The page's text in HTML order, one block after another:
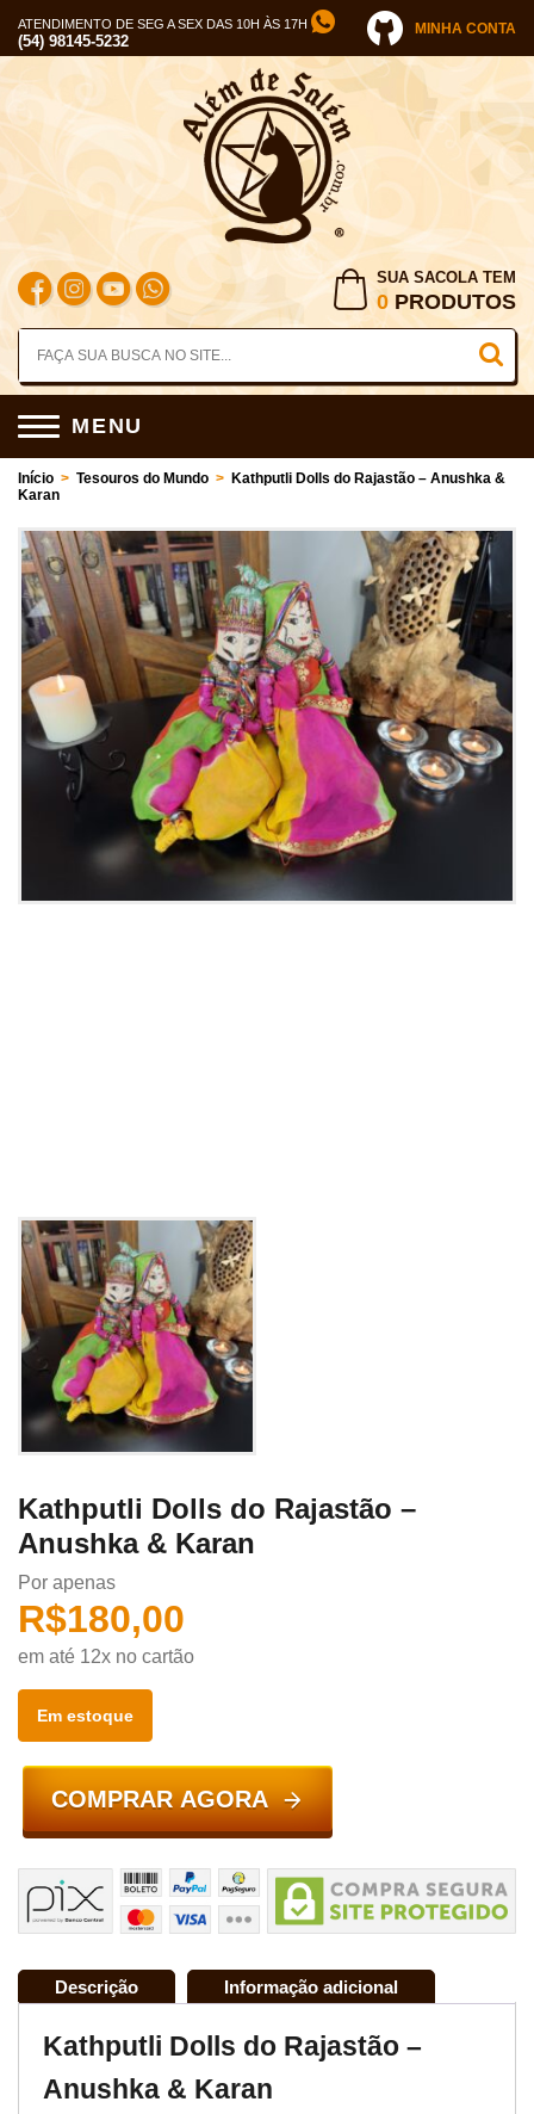
ATENDIMENTO DE SEG A SEX DAS 10H ÀS 17H
(54) 98145-5232
MINHA CONTA
SUA SACOLA TEM
0 PRODUTOS
MENU
Início > Tesouros do Mundo > Kathputli Dolls do Rajastão – Anushka &
Karan
Kathputli Dolls do Rajastão –
Anushka & Karan
Por apenas
R$180,00
em até 12x no cartão
Em estoque
COMPRAR AGORA
Descrição Informação adicional
Kathputli Dolls do Rajastão –
Anushka & Karan